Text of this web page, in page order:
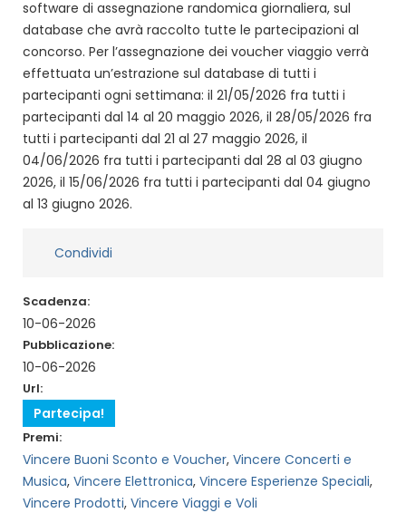
software di assegnazione randomica giornaliera, sul
database che avrà raccolto tutte le partecipazioni al
concorso. Per l’assegnazione dei voucher viaggio verrà
effettuata un’estrazione sul database di tutti i
partecipanti ogni settimana: il 21/05/2026 fra tutti i
partecipanti dal 14 al 20 maggio 2026, il 28/05/2026 fra
tutti i partecipanti dal 21 al 27 maggio 2026, il
04/06/2026 fra tutti i partecipanti dal 28 al 03 giugno
2026, il 15/06/2026 fra tutti i partecipanti dal 04 giugno
al 13 giugno 2026.
Condividi
Scadenza:
10-06-2026
Pubblicazione:
10-06-2026
Url:
Partecipa!
Premi:
Vincere Buoni Sconto e Voucher, Vincere Concerti e
Musica, Vincere Elettronica, Vincere Esperienze Speciali,
Vincere Prodotti, Vincere Viaggi e Voli